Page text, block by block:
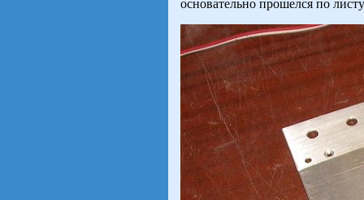
основательно прошелся по